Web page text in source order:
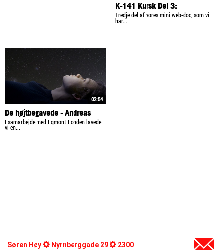
K-141 Kursk Del 3:
Genopstandelsen
Tredje del af vores mini web-doc, som vi
har...
02:54
De højtbegavede - Andreas
I samarbejde med Egmont Fonden lavede
vi en...
Søren Høy Nyrnberggade 29 2300